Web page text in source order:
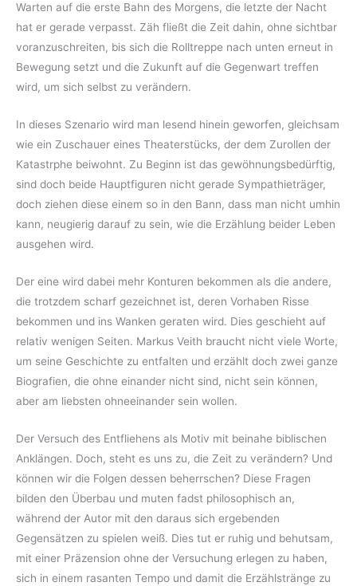
Warten auf die erste Bahn des Morgens, die letzte der Nacht
hat er gerade verpasst. Zäh fließt die Zeit dahin, ohne sichtbar
voranzuschreiten, bis sich die Rolltreppe nach unten erneut in
Bewegung setzt und die Zukunft auf die Gegenwart treffen
wird, um sich selbst zu verändern.
In dieses Szenario wird man lesend hinein geworfen, gleichsam
wie ein Zuschauer eines Theaterstücks, der dem Zurollen der
Katastrphe beiwohnt. Zu Beginn ist das gewöhnungsbedürftig,
sind doch beide Hauptfiguren nicht gerade Sympathieträger,
doch ziehen diese einem so in den Bann, dass man nicht umhin
kann, neugierig darauf zu sein, wie die Erzählung beider Leben
ausgehen wird.
Der eine wird dabei mehr Konturen bekommen als die andere,
die trotzdem scharf gezeichnet ist, deren Vorhaben Risse
bekommen und ins Wanken geraten wird. Dies geschieht auf
relativ wenigen Seiten. Markus Veith braucht nicht viele Worte,
um seine Geschichte zu entfalten und erzählt doch zwei ganze
Biografien, die ohne einander nicht sind, nicht sein können,
aber am liebsten ohneeinander sein wollen.
Der Versuch des Entfliehens als Motiv mit beinahe biblischen
Anklängen. Doch, steht es uns zu, die Zeit zu verändern? Und
können wir die Folgen dessen beherrschen? Diese Fragen
bilden den Überbau und muten fadst philosophisch an,
während der Autor mit den daraus sich ergebenden
Gegensätzen zu spielen weiß. Dies tut er ruhig und behutsam,
mit einer Präzension ohne der Versuchung erlegen zu haben,
sich in einem rasanten Tempo und damit die Erzählstränge zu